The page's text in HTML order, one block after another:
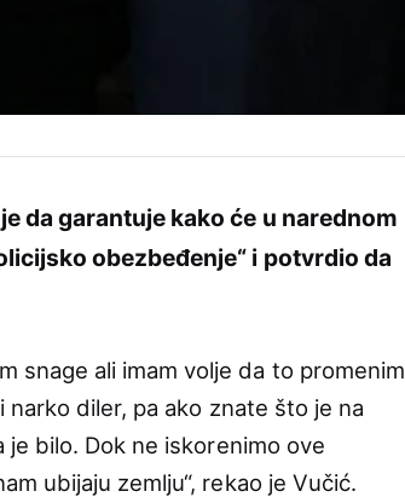
da garantuje kako će u narednom
obezbeđenje“ i potvrdio da
snage ali imam volje da to promenim
diler, pa ako znate što je na
bilo. Dok ne iskorenimo ove
ubijaju zemlju“, rekao je Vučić.